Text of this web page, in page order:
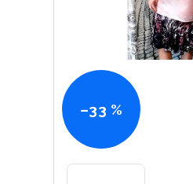
–33 %